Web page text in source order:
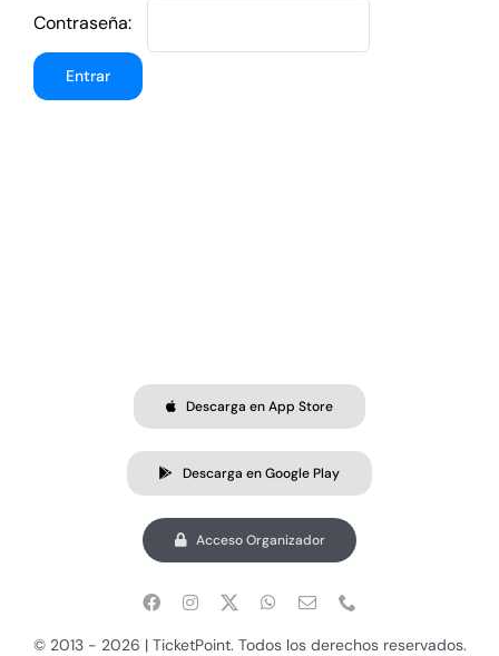
Contraseña:
Descarga en App Store
Descarga en Google Play
Acceso Organizador
© 2013 - 2026 | TicketPoint. Todos los derechos reservados.